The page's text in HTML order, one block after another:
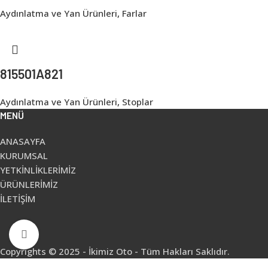
Aydınlatma ve Yan Ürünleri, Farlar
815501A821
Aydınlatma ve Yan Ürünleri, Stoplar
MENÜ
ANASAYFA
KURUMSAL
YETKİNLİKLERİMİZ
ÜRÜNLERİMİZ
İLETİŞİM
Copyrights © 2025 - İkimiz Oto - Tüm Hakları Saklıdır.